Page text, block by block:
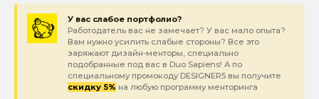
У вас слабое портфолио?
Работодатель вас не замечает? У вас мало опыта?
Вам нужно усилить слабые стороны? Все это
заряжают дизайн-менторы, специально
подобранные под вас в Duo Sapiens! А по
специальному промокоду DESIGNER5 вы получите
скидку 5% на любую программу менторинга